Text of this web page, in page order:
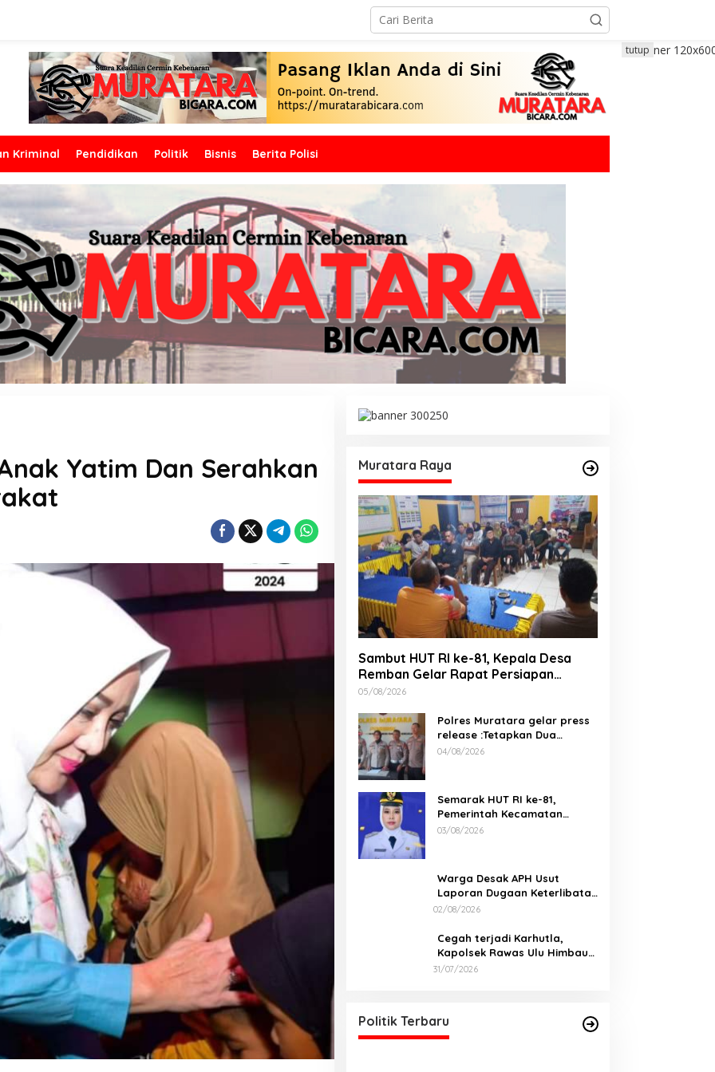
Kriminal Pendidikan Politik Bisnis Berita Polisi
tutup
Yatim Dan Serahkan
Muratara Raya
Sambut HUT RI ke-81, Kepala Desa
Remban Gelar Rapat Persiapan
Bersama Panitia
05/08/2026
Polres Muratara gelar press
release :Tetapkan Dua
Direktur Jadi Tersangka
04/08/2026
Semarak HUT RI ke-81,
Pemerintah Kecamatan
Rawas Ulu Gelar Berbagai
03/08/2026
Warga Desak APH Usut
Laporan Dugaan Keterlibatan
Oknum Lurah Muara Kulam
02/08/2026
Cegah terjadi Karhutla,
Kapolsek Rawas Ulu Himbau
Warga Desa Sungai Kijang
31/07/2026
Politik Terbaru
DPRD Musi Rawas Utara Gelar
Paripurna LKPJ Tahun 2025
Di Muratara, Politik | 21/04/2026
Santun Dan Bersahabat
Di Politik, Sumsel |